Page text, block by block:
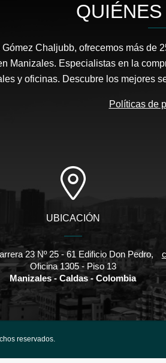
Chaljubb, ofrecemos más de
Manizales. Especialistas en la
y oficinas. Descubre los mejores
Políticas de
UBICACIÓN
23 Nº 25 - 61 Edificio Don Pedro,
Oficina 1305 - Piso 13
Manizales - Caldas - Colombia
reservados.